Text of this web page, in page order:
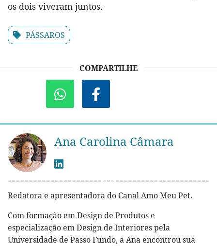
os dois viveram juntos.
PÁSSAROS
COMPARTILHE
Ana Carolina Câmara
Redatora e apresentadora do Canal Amo Meu Pet.
Com formação em Design de Produtos e
especialização em Design de Interiores pela
Universidade de Passo Fundo, a Ana encontrou sua